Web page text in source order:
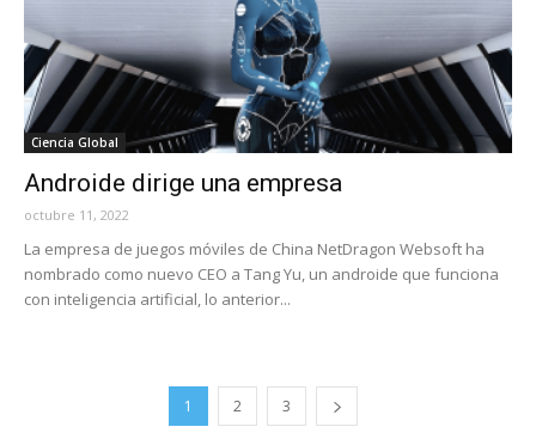
Ciencia Global
Androide dirige una empresa
octubre 11, 2022
La empresa de juegos móviles de China NetDragon Websoft ha
nombrado como nuevo CEO a Tang Yu, un androide que funciona
con inteligencia artificial, lo anterior...
1 2 3